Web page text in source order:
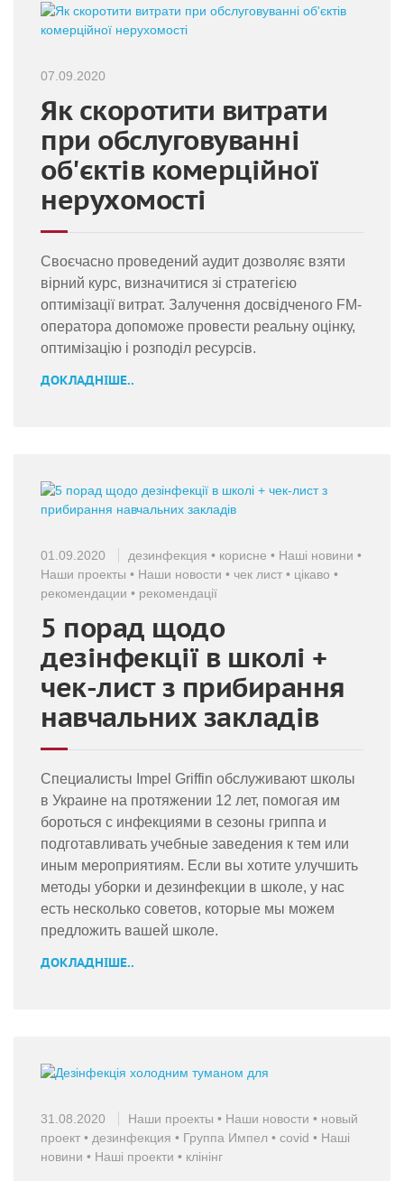
07.09.2020
Як скоротити витрати
при обслуговуванні
об'єктів комерційної
нерухомості
Своєчасно проведений аудит дозволяє взяти
вірний курс, визначитися зі стратегією
оптимізації витрат. Залучення досвідченого FM-
оператора допоможе провести реальну оцінку,
оптимізацію і розподіл ресурсів.
ДОКЛАДНІШЕ..
01.09.2020 дезинфекция • корисне • Наші новини •
Наши проекты • Наши новости • чек лист • цікаво •
рекомендации • рекомендації
5 порад щодо
дезінфекції в школі +
чек-лист з прибирання
навчальних закладів
Специалисты Impel Griffin обслуживают школы
в Украине на протяжении 12 лет, помогая им
бороться с инфекциями в сезоны гриппа и
подготавливать учебные заведения к тем или
иным мероприятиям. Если вы хотите улучшить
методы уборки и дезинфекции в школе, у нас
есть несколько советов, которые мы можем
предложить вашей школе.
ДОКЛАДНІШЕ..
31.08.2020 Наши проекты • Наши новости • новый
проект • дезинфекция • Группа Импел • covid • Наші
новини • Наші проекти • клінінг